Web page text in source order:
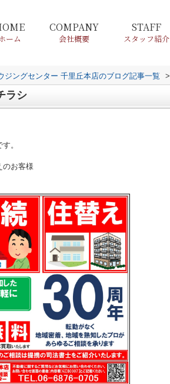
ーム
COMPANY
会社概要
STAFF
スタッフ紹介
ジングセンター 千里丘本店のブログ記事一覧 >
ラシ
。
のお客様